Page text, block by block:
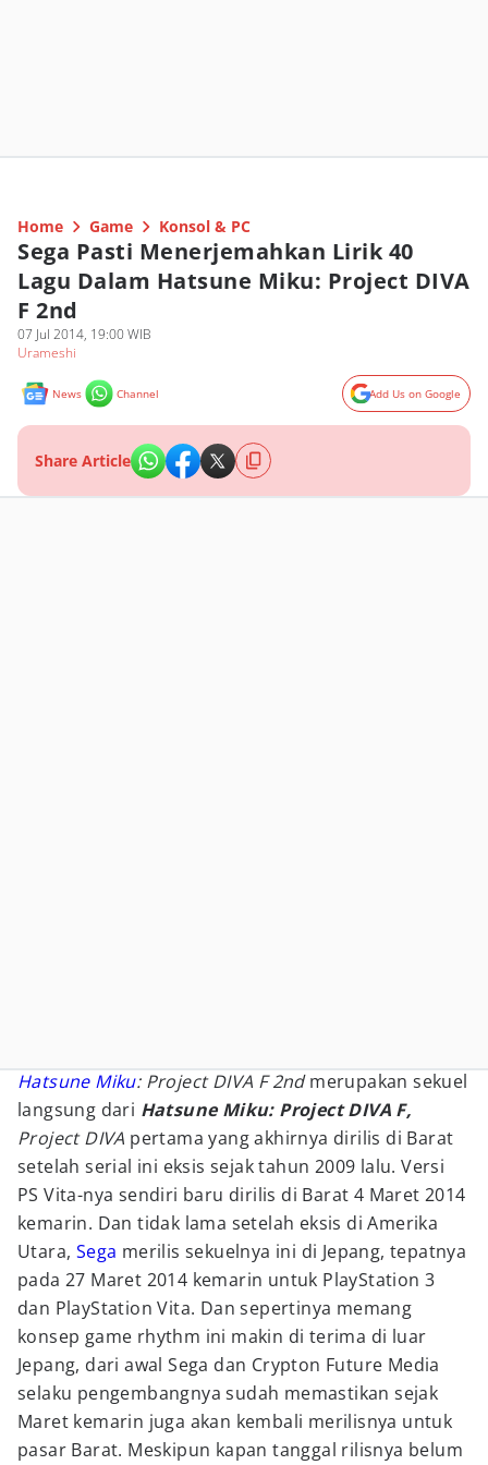
Home Game Konsol & PC
Sega Pasti Menerjemahkan Lirik 40
Lagu Dalam Hatsune Miku: Project DIVA
F 2nd
07 Jul 2014, 19:00 WIB
Urameshi
News Channel Add Us on Google
Share Article
Hatsune Miku: Project DIVA F 2ndmerupakan sekuel
langsung dari Hatsune Miku: Project DIVA F,
Project DIVA pertama yang akhirnya dirilis di Barat
setelah serial ini eksis sejak tahun 2009 lalu. Versi
PS Vita-nya sendiri baru dirilis di Barat 4 Maret 2014
kemarin. Dan tidak lama setelah eksis di Amerika
Utara, Sega merilis sekuelnya ini di Jepang, tepatnya
pada 27 Maret 2014 kemarin untuk PlayStation 3
dan PlayStation Vita. Dan sepertinya memang
konsep game rhythm ini makin di terima di luar
Jepang, dari awal Sega dan Crypton Future Media
selaku pengembangnya sudah memastikan sejak
Maret kemarin juga akan kembali merilisnya untuk
pasar Barat. Meskipun kapan tanggal rilisnya belum